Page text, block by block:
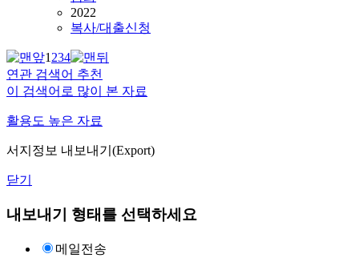
2022
복사/대출신청
1234
연관 검색어 추천
이 검색어로 많이 본 자료
활용도 높은 자료
서지정보 내보내기(Export)
닫기
내보내기 형태를 선택하세요
메일전송